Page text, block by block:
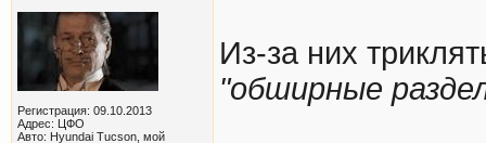
Регистрация: 09.10.2013
Адрес: ЦФО
Авто: Hyundai Tucson, мой
Из-за них
"обширные